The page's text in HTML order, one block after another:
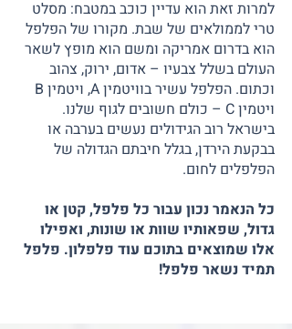
למרות זאת הוא עדיין כוכב במטבח: מסלט
טרי לממולאים של שבת. מקורו של הפלפל
הוא בדרום אמריקה ומשם הוא מופץ לשאר
העולם בשלל צבעיו – אדום, ירוק, צהוב
וכתום. הפלפל עשיר בוויטמין A, ויטמין B
ויטמין C – כולם חשובים לגוף שלנו.
בישראל רוב הגידולים נעשים בערבה או
בבקעת הירדן, בגלל חיבתם הגדולה של
הפלפלים לחום.
כל הנאמר נכון עבור כל פלפל, קטן או
גדול, שפאותיו שוות או שונות, ואפילו
אלו שמוצאים בתוכם עוד פלפלון. פלפל
תמיד נשאר פלפל!